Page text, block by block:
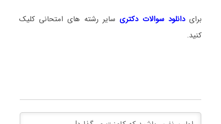
برایدانلود سوالات دکتری سایر رشته های امتحانی کلیک
کنید.